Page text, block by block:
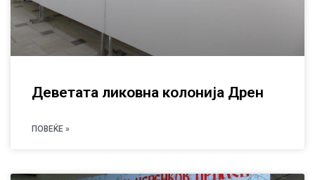
Деветата ликовна колонија Дрен
ПОВЕЌЕ »